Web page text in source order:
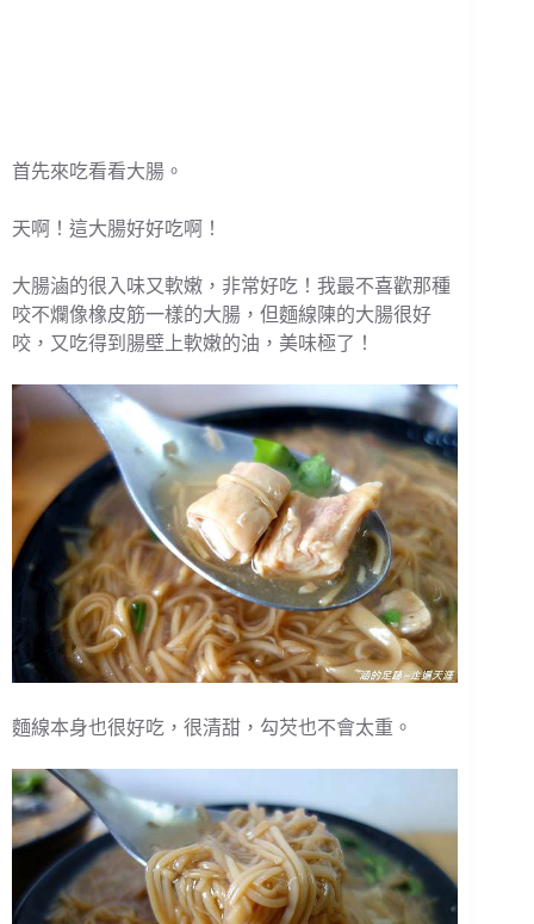
首先來吃看看大腸。
天啊！這大腸好好吃啊！
大腸滷的很入味又軟嫩，非常好吃！我最不喜歡那種
咬不爛像橡皮筋一樣的大腸，但麵線陳的大腸很好
咬，又吃得到腸壁上軟嫩的油，美味極了！
麵線本身也很好吃，很清甜，勾芡也不會太重。